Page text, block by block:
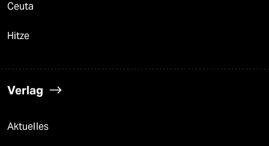
Ceuta
Hitze
Verlag
Aktuelles